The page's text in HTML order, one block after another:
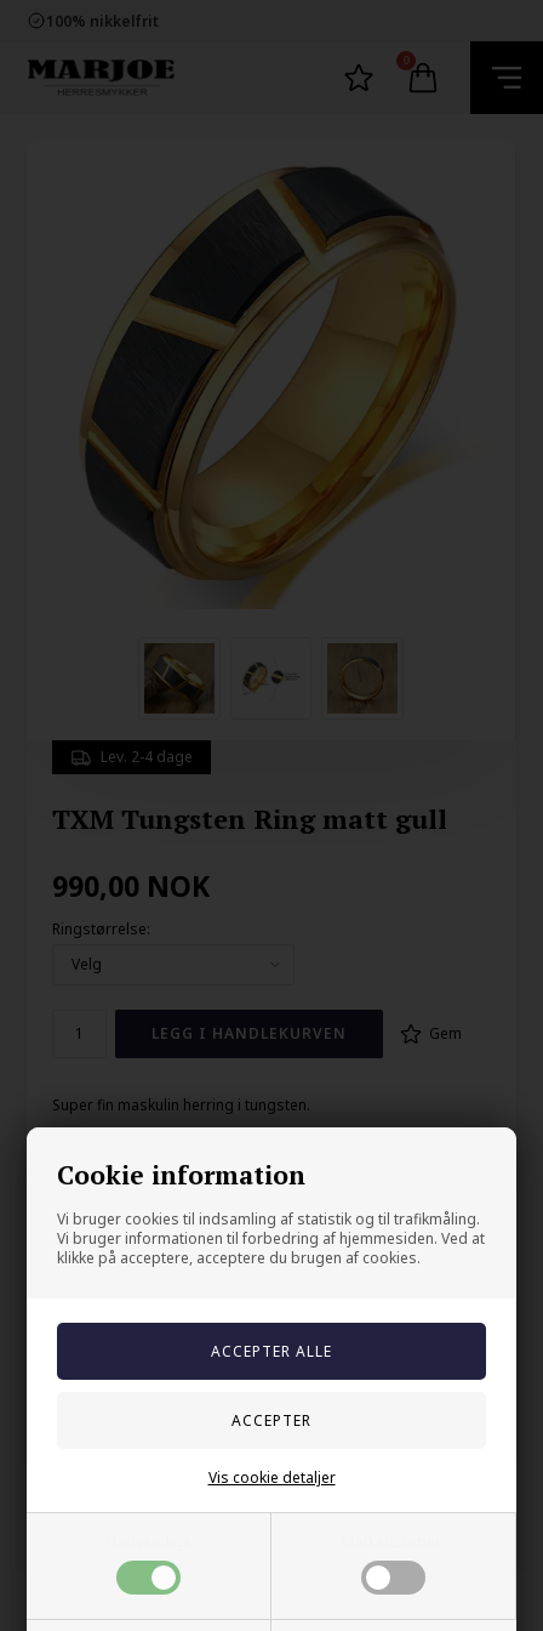
Cookie information
Vi bruger cookies til indsamling af statistik og til trafikmåling.
Vi bruger informationen til forbedring af hjemmesiden. Ved at
klikke på acceptere, acceptere du brugen af cookies.
Vis cookie detaljer
100% nikkelfrit
60 dager bytte & returret
Trygg E-Handel
0
Lev. 2-4 dage
TXM Tungsten Ring matt gull
990,00 NOK
Ringstørrelse:
Gem
Super fin maskulin herring i tungsten.
Bredde: 8mm
Din sikkerhet
Trygg E-handel